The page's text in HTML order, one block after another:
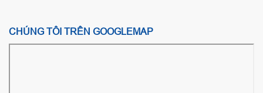
CHÚNG TÔI TRÊN GOOGLEMAP